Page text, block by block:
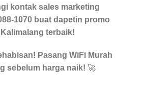
kontak sales marketing
1070 buat dapetin promo
terbaik!
Pasang WiFi Murah
sebelum harga naik! 🚀